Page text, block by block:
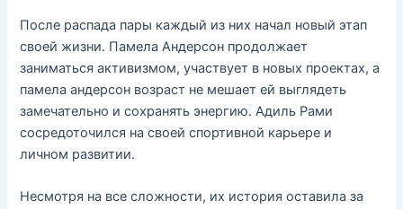
После распада пары каждый из них начал новый этап
своей жизни. Памела Андерсон продолжает
заниматься активизмом, участвует в новых проектах, а
памела андерсон возраст не мешает ей выглядеть
замечательно и сохранять энергию. Адиль Рами
сосредоточился на своей спортивной карьере и
личном развитии.
Несмотря на все сложности, их история оставила за